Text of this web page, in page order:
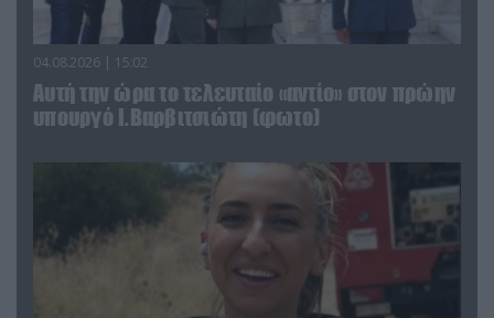
04.08.2026 | 15:02
Αυτή την ώρα το τελευταίο «αντίο» στον πρώην
υπουργό Ι.Βαρβιτσιώτη (φωτο)